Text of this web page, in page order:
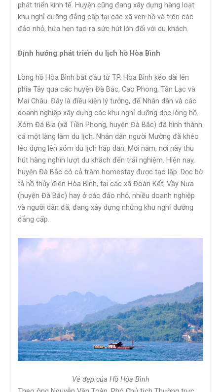
phát triển kinh tế. Huyện cũng đang xây dựng hàng loạt
khu nghỉ dưỡng đẳng cấp tại các xã ven hồ và trên các
đảo nhỏ, hứa hẹn tạo ra sức hút lớn đối với du khách.
Định hướng phát triển du lịch hồ Hòa Bình
Lòng hồ Hòa Bình bắt đầu từ TP. Hòa Bình kéo dài lên
phía Tây qua các huyện Đà Bắc, Cao Phong, Tân Lạc và
Mai Châu. Đây là điều kiện lý tưởng, để Nhân dân và các
doanh nghiệp xây dựng các khu nghỉ dưỡng dọc lòng hồ.
Xóm Đá Bia (xã Tiền Phong, huyện Đà Bắc) đã hình thành
cả một làng làm du lịch. Nhân dân người Mường đã khéo
léo dựng lên xóm du lịch hấp dẫn. Mỗi năm, nơi này thu
hút hàng nghìn lượt du khách đến trải nghiệm. Hiện nay,
huyện Đà Bắc có cả trăm homestay được tạo lập. Dọc bờ
tả hồ thủy điện Hòa Bình, tại các xã Đoàn Kết, Vầy Nưa
(huyện Đà Bắc) hay ở các đảo nhỏ, nhiều doanh nghiệp
và người dân đã, đang xây dựng những khu nghỉ dưỡng
đẳng cấp.
Vẻ đẹp của Hồ Hòa Bình